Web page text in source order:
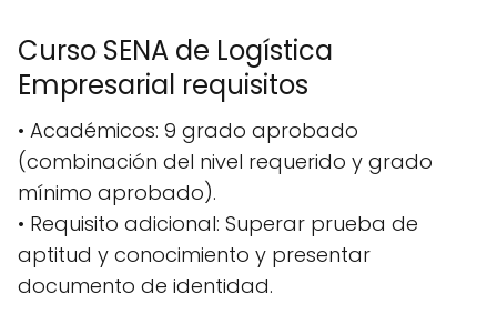
Curso SENA de Logística
Empresarial requisitos
• Académicos: 9 grado aprobado
(combinación del nivel requerido y grado
mínimo aprobado).
• Requisito adicional: Superar prueba de
aptitud y conocimiento y presentar
documento de identidad.